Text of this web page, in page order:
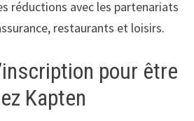
réductions avec les partenariats
restaurants et loisirs.
pour être
Kapten